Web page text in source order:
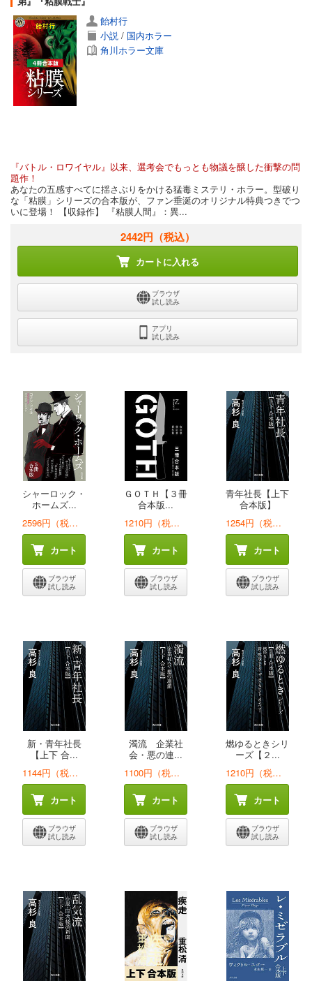
飴村行
小説 / 国内ホラー
角川ホラー文庫
『バトル・ロワイヤル』以来、選考会でもっとも物議を醸した衝撃の問
題作！
あなたの五感すべてに揺さぶりをかける猛毒ミステリ・ホラー。型破り
な「粘膜」シリーズの合本版が、ファン垂涎のオリジナル特典つきでつ
いに登場！ 【収録作】 『粘膜人間』：異...
2442円 （税込）
カートに入れる
ブラウザ
試し読み
アプリ
試し読み
シャーロック・
ホームズ...
2596円（税込）
カート
ブラウザ
試し読み
ＧＯＴＨ【３冊
合本版...
1210円（税込）
カート
ブラウザ
試し読み
青年社長【上下
合本版】
1254円（税込）
カート
ブラウザ
試し読み
新・青年社長
【上下 合...
1144円（税込）
カート
ブラウザ
試し読み
濁流 企業社
会・悪の連...
1100円（税込）
カート
ブラウザ
試し読み
燃ゆるときシリ
ーズ【２...
1210円（税込）
カート
ブラウザ
試し読み